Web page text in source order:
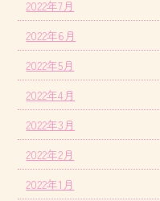
2022年7月
2022年6月
2022年5月
2022年4月
2022年3月
2022年2月
2022年1月